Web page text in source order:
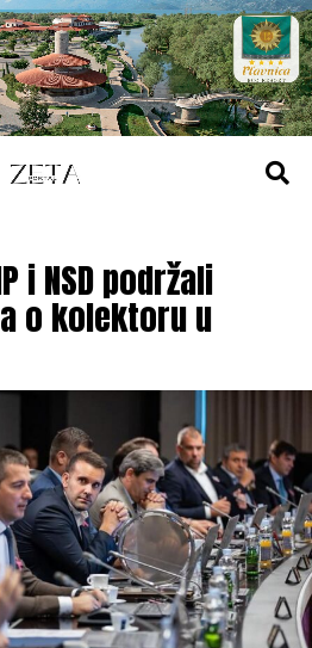
i NSD podržali
o kolektoru u